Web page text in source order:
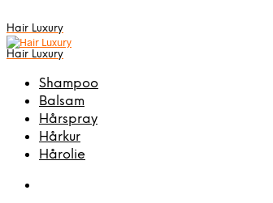
Hair Luxury
Hair Luxury
Shampoo
Balsam
Hårspray
Hårkur
Hårolie